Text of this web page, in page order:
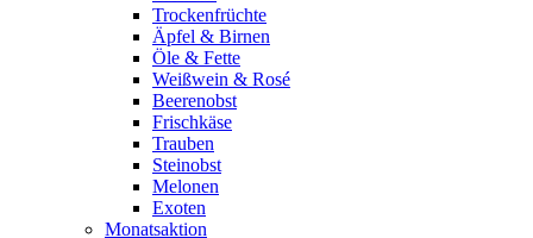
Trockenfrüchte
Äpfel & Birnen
Öle & Fette
Weißwein & Rosé
Beerenobst
Frischkäse
Trauben
Steinobst
Melonen
Exoten
Monatsaktion